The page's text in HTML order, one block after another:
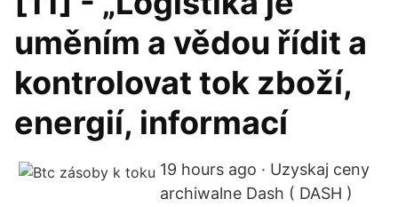
uměním a vědou řídit a
kontrolovat tok zboží,
energií, informací
19 hours ago · Uzyskaj ceny
archiwalne Dash ( DASH )